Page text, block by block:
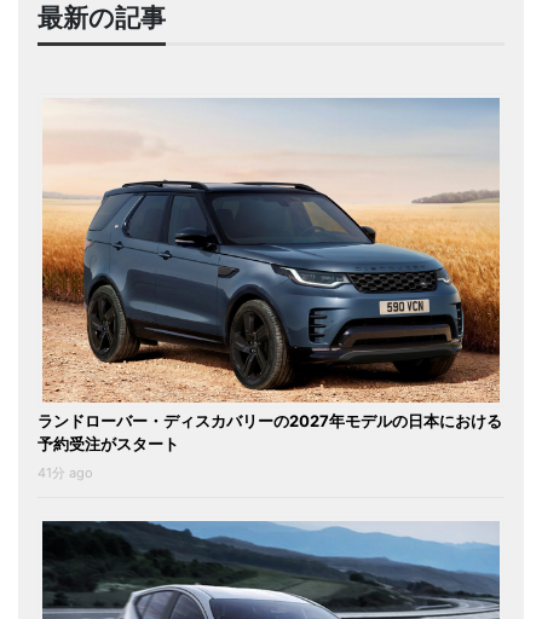
最新の記事
ランドローバー・ディスカバリーの2027年モデルの日本における
予約受注がスタート
41分 ago